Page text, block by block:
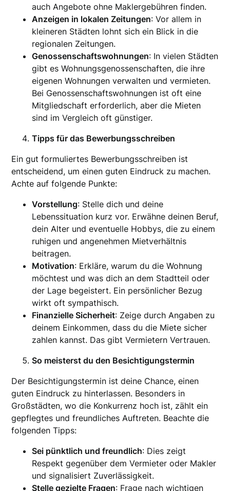
auch Angebote ohne Maklergebühren finden.
Anzeigen in lokalen Zeitungen: Vor allem in
kleineren Städten lohnt sich ein Blick in die
regionalen Zeitungen.
Genossenschaftswohnungen: In vielen Städten
gibt es Wohnungsgenossenschaften, die ihre
eigenen Wohnungen verwalten und vermieten.
Bei Genossenschaftswohnungen ist oft eine
Mitgliedschaft erforderlich, aber die Mieten
sind im Vergleich oft günstiger.
Tipps für das Bewerbungsschreiben
Ein gut formuliertes Bewerbungsschreiben ist
entscheidend, um einen guten Eindruck zu machen.
Achte auf folgende Punkte:
Vorstellung: Stelle dich und deine
Lebenssituation kurz vor. Erwähne deinen Beruf,
dein Alter und eventuelle Hobbys, die zu einem
ruhigen und angenehmen Mietverhältnis
beitragen.
Motivation: Erkläre, warum du die Wohnung
möchtest und was dich an dem Stadtteil oder
der Lage begeistert. Ein persönlicher Bezug
wirkt oft sympathisch.
Finanzielle Sicherheit: Zeige durch Angaben zu
deinem Einkommen, dass du die Miete sicher
zahlen kannst. Das gibt Vermietern Vertrauen.
So meisterst du den Besichtigungstermin
Der Besichtigungstermin ist deine Chance, einen
guten Eindruck zu hinterlassen. Besonders in
Großstädten, wo die Konkurrenz hoch ist, zählt ein
gepflegtes und freundliches Auftreten. Beachte die
folgenden Tipps:
Sei pünktlich und freundlich: Dies zeigt
Respekt gegenüber dem Vermieter oder Makler
und signalisiert Zuverlässigkeit.
Stelle gezielte Fragen: Frage nach wichtigen